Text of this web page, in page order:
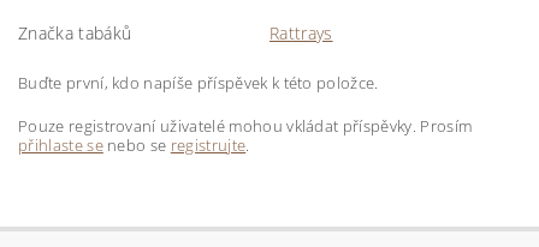
Značka tabáků Rattrays
Buďte první, kdo napíše příspěvek k této položce.
Pouze registrovaní uživatelé mohou vkládat příspěvky. Prosím
přihlaste senebo se registrujte